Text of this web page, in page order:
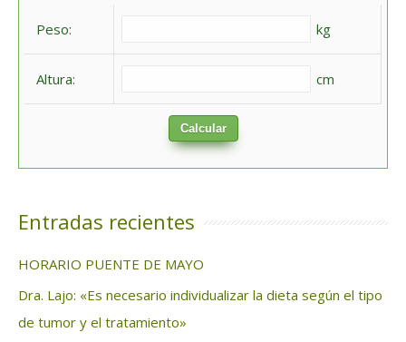
Peso: kg
Altura: cm
Calcular
Entradas recientes
HORARIO PUENTE DE MAYO
Dra. Lajo: «Es necesario individualizar la dieta según el tipo
de tumor y el tratamiento»